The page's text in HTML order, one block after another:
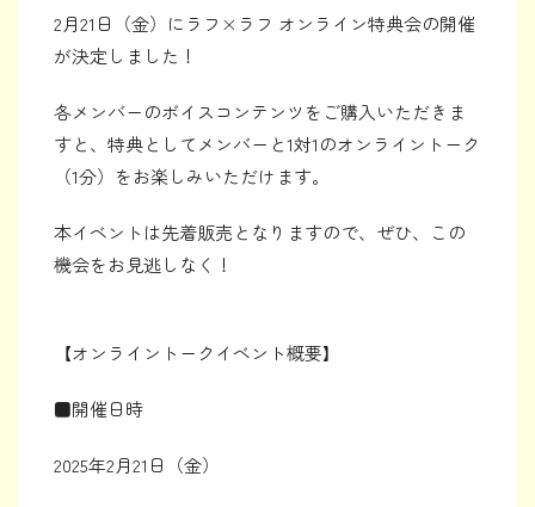
2月21日（金）にラフ×ラフ オンライン特典会の開催
が決定しました！
各メンバーのボイスコンテンツをご購入いただきま
すと、特典としてメンバーと1対1のオンライントーク
（1分）をお楽しみいただけます。
本イベントは先着販売となりますので、ぜひ、この
機会をお見逃しなく！
【オンライントークイベント概要】
■開催日時
2025年2月21日（金）